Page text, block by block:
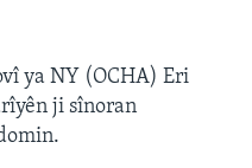
ya NY (OCHA) Eri
ji sînoran